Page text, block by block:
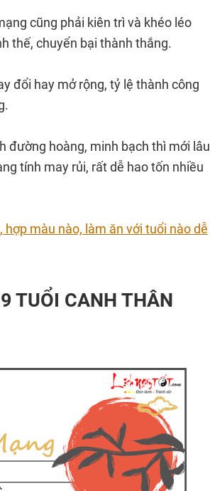
cũng phải kiên trì và khéo léo
thế, chuyển bại thành thắng.
đổi hay mở rộng, tỷ lệ thành công
đường hoàng, minh bạch thì mới lâu
tính may rủi, rất dễ hao tốn nhiều
màu nào, làm ăn với tuổi nào dễ
TUỔI CANH THÂN